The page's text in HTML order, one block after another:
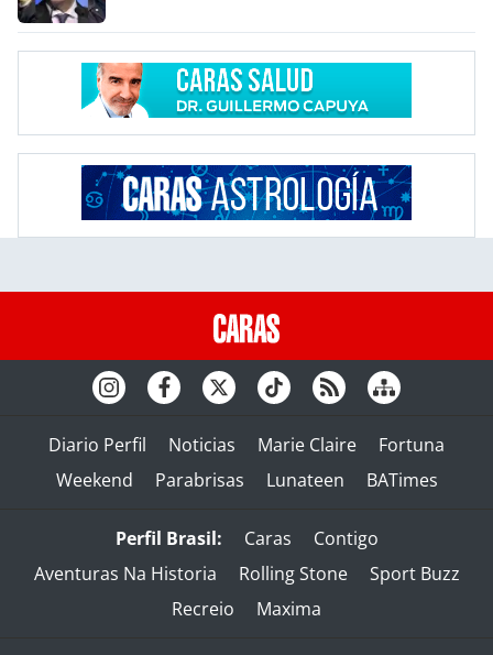
Diario Perfil Noticias Marie Claire
Fortuna
Weekend
Parabrisas Lunateen BATimes
Perfil Brasil: Caras
Contigo
Aventuras Na Historia
Rolling Stone
Sport Buzz
Recreio
Maxima